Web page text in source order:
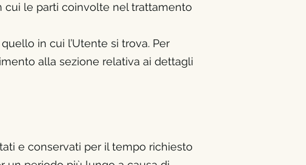
cui le parti coinvolte nel trattamento
in cui l’Utente si trova. Per
alla sezione relativa ai dettagli
e conservati per il tempo richiesto